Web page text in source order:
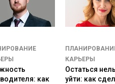
опыт, но и
свидетелями понятной
что политика — не для
захватила умы
что после перекочевали в
как
КАРЬЕРЫ
Остаться
уйти: как